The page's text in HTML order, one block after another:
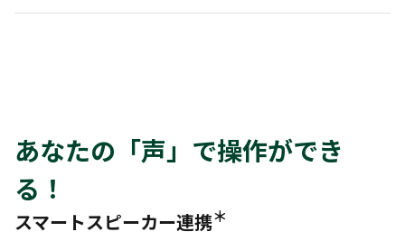
あなたの「声」で操作ができ
る！
スマートスピーカー連携＊